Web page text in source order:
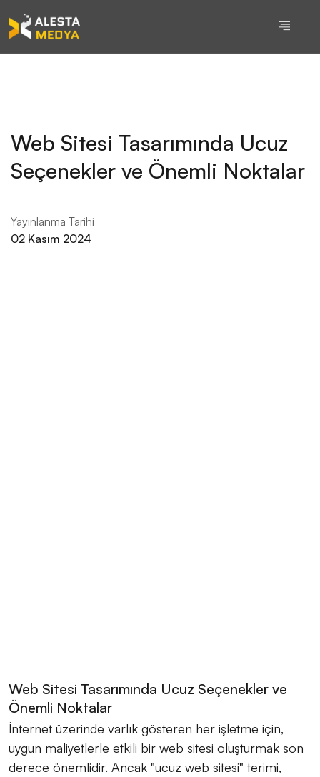
Web Sitesi Tasarımında Ucuz
Seçenekler ve Önemli Noktalar
Yayınlanma Tarihi
02 Kasım 2024
Web Sitesi Tasarımında Ucuz Seçenekler ve
Önemli Noktalar
İnternet üzerinde varlık gösteren her işletme için,
uygun maliyetlerle etkili bir web sitesi oluşturmak son
derece önemlidir. Ancak "ucuz web sitesi" terimi,